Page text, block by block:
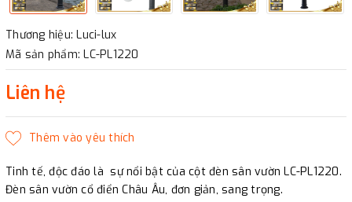
Thương hiệu: Luci-lux
Mã sản phẩm: LC-PL1220
Liên hệ
Tinh tế, độc đáo là sự nổi bật của cột đèn sân vườn LC-PL1220.
Đèn sân vườn cổ điển Châu Âu, đơn giản, sang trọng.